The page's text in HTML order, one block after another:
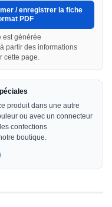
/ enregistrer la fiche
PDF
est générée
partir des informations
cette page.
produit dans une autre
ou avec un connecteur
confections
boutique.